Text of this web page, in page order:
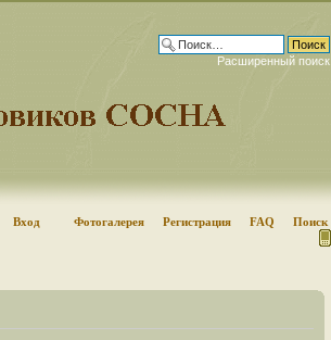
Расширенный поиск
Вход Фотогалерея Регистрация FAQ Поиск